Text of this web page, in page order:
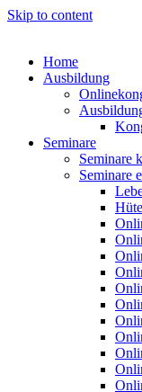
Skip to content
Home
Ausbildung
Seminare
Seminare
Seminare